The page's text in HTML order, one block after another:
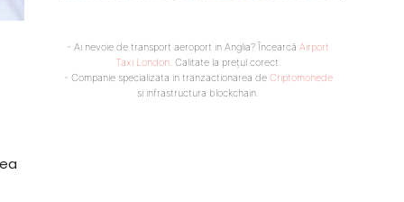
- Ai nevoie de transport aeroport in Anglia? Încearcă Airport
Taxi London. Calitate la prețul corect.
- Companie specializata in tranzactionarea de Criptomonede
si infrastructura blockchain.